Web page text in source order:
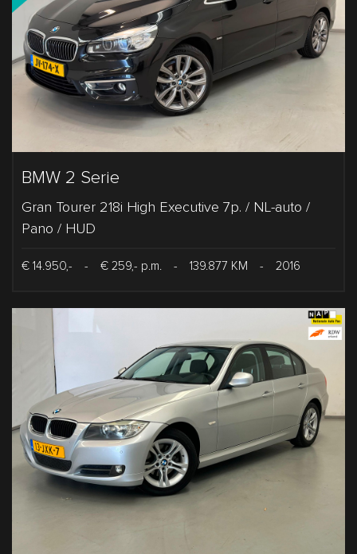
BMW 2 Serie
Gran Tourer 218i High Executive 7p. / NL-auto /
Pano / HUD
€ 14.950,- - € 259,- p.m. - 139.877 KM - 2016